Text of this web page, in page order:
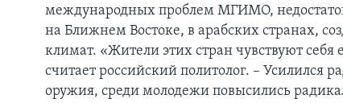
международных проблем МГИМО,
на Ближнем Востоке, в арабских странах,
климат. «Жители этих стран чувствуют
считает российский политолог. – Усилился
оружия, среди молодежи повысились